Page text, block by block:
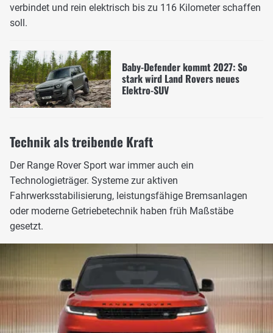
verbindet und rein elektrisch bis zu 116 Kilometer schaffen
soll.
Baby-Defender kommt 2027: So
stark wird Land Rovers neues
Elektro-SUV
Technik als treibende Kraft
Der Range Rover Sport war immer auch ein
Technologieträger. Systeme zur aktiven
Fahrwerksstabilisierung, leistungsfähige Bremsanlagen
oder moderne Getriebetechnik haben früh Maßstäbe
gesetzt.